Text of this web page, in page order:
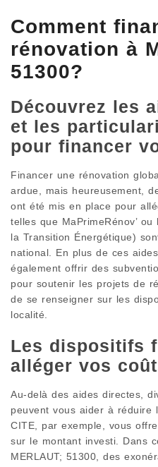
Comment
rénovation à
51300?
Découvrez les
et les
pour financer
Financer une rénovation
ardue, mais heureusement,
ont été mis en place pour
telles que MaPrimeRénov’
la Transition Énergétique)
national. En plus de ces
également offrir des
pour soutenir les projets de
de se renseigner sur les
localité.
Les dispositifs
alléger vos
Au-delà des aides directes,
peuvent vous aider à réduire
CITE, par exemple, vous
sur le montant investi. Dans
MERLAUT; 51300, des